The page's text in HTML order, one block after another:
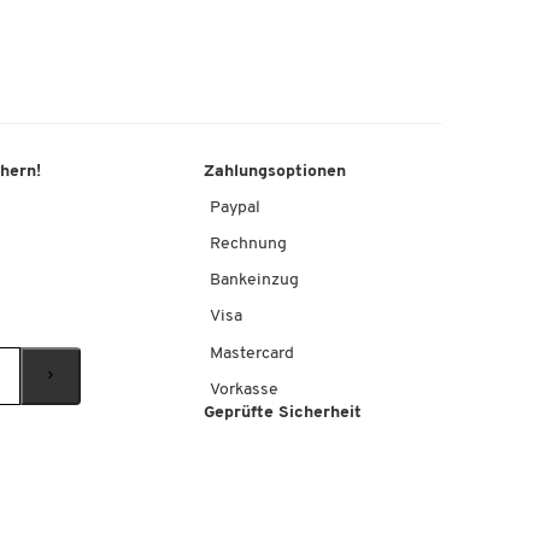
Zahlungsoptionen
Paypal
Rechnung
Bankeinzug
Visa
Mastercard
Vorkasse
Geprüfte Sicherheit